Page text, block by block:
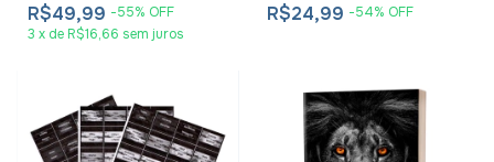
R$49,99 -55% OFF
3 x de R$16,66 sem juros
R$24,99 -54% OFF